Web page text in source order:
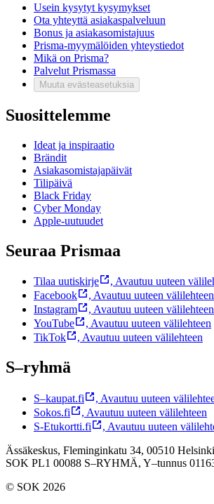
Usein kysytyt kysymykset
Ota yhteyttä asiakaspalveluun
Bonus ja asiakasomistajuus
Prisma-myymälöiden yhteystiedot
Mikä on Prisma?
Palvelut Prismassa
Muuta evästeasetuksia
Suosittelemme
Ideat ja inspiraatio
Brändit
Asiakasomistajapäivät
Tilipäivä
Black Friday
Cyber Monday
Apple-uutuudet
Seuraa Prismaa
Tilaa uutiskirje , Avautuu uuteen
Facebook
, Avautuu uuteen välilehteen
Instagram
, Avautuu uuteen välilehteen
YouTube
, Avautuu uuteen välilehteen
TikTok
, Avautuu uuteen välilehteen
S–ryhmä
S–kaupat.fi , Avautuu uuteen
Sokos.fi
, Avautuu uuteen välilehteen
S-Etukortti.fi
, Avautuu uuteen
Ässäkeskus, Fleminginkatu 34, 00510 Helsinki
SOK PL1 00088 S–RYHMÄ, Y–tunnus
© SOK 2026